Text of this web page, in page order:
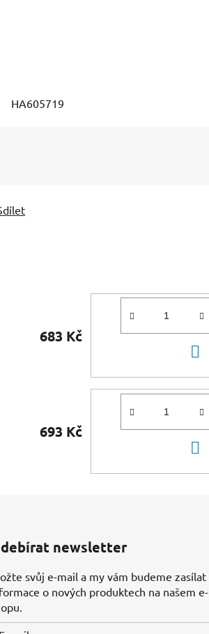
HA605719
683 Kč
693 Kč
newsletter
svůj e-mail a my vám budeme zasílat
o nových produktech na našem e-